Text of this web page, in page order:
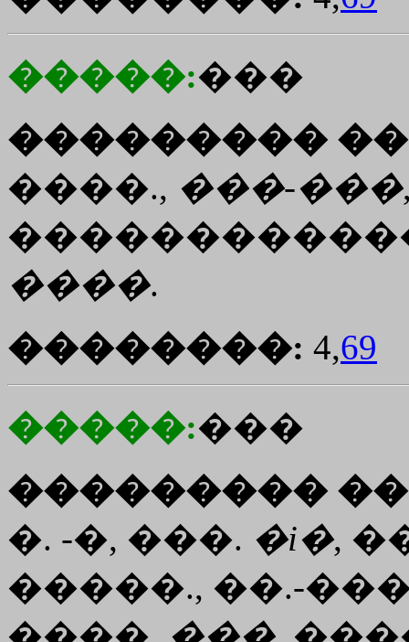
�����:���
���������
����., ���-���
����.
��������: 4,69
�����:���
���������
�. -�, ���. �i�,
�����., ��.-